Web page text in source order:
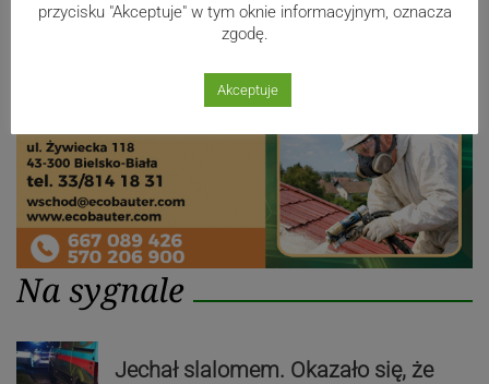
Na sygnale
Jechał slalomem. Okazało się, że
przycisku "Akceptuje" w tym oknie informacyjnym, oznacza
zgodę.
Akceptuje